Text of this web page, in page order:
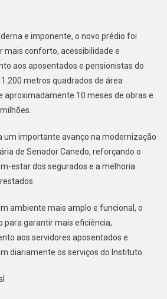
e imponente, o novo prédio foi
mais conforto, acessibilidade e
aos aposentados e pensionistas do
metros quadrados de área
aproximadamente 10 meses de obras e
um importante avanço na modernização
de Senador Canedo, reforçando o
estar dos segurados e a melhoria
ambiente mais amplo e funcional, o
para garantir mais eficiência,
aos servidores aposentados e
diariamente os serviços do Instituto.